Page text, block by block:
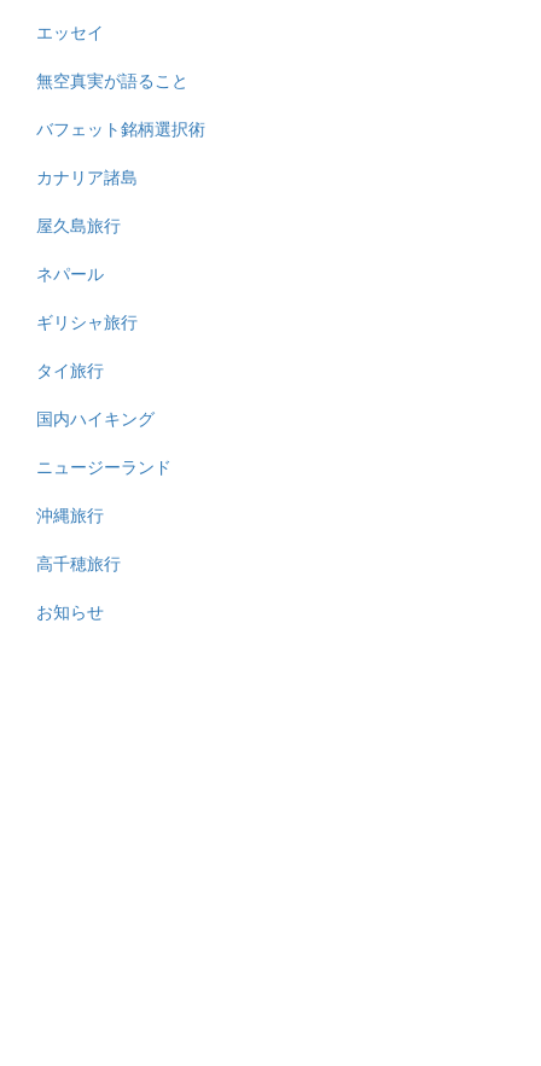
エッセイ
無空真実が語ること
バフェット銘柄選択術
カナリア諸島
屋久島旅行
ネパール
ギリシャ旅行
タイ旅行
国内ハイキング
ニュージーランド
沖縄旅行
高千穂旅行
お知らせ